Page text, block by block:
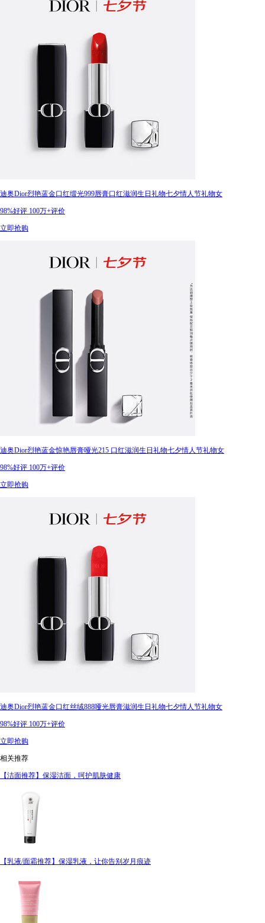
迪奥Dior烈艳蓝金口红缎光999唇膏口红滋润生日礼物七夕情人节礼物女
98%好评 100万+评价
立即抢购
迪奥Dior烈艳蓝金惊艳唇膏哑光215 口红滋润生日礼物七夕情人节礼物女
98%好评 100万+评价
立即抢购
迪奥Dior烈艳蓝金口红丝绒888哑光唇膏滋润生日礼物七夕情人节礼物女
98%好评 100万+评价
立即抢购
相关推荐
【洁面推荐】保湿洁面，呵护肌肤健康
【乳液/面霜推荐】保湿乳液，让你告别岁月痕迹